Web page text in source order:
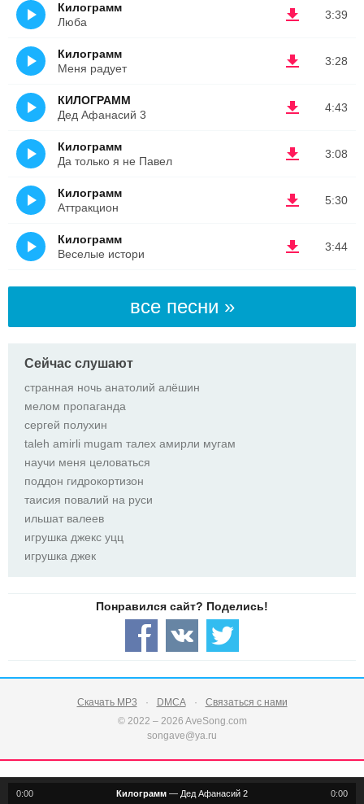
3:39
Килограмм
Люба
3:28
Килограмм
Меня радует
4:43
КИЛОГРАММ
Дед Афанасий 3
3:08
Килограмм
Да только я не Павел
5:30
Килограмм
Аттракцион
3:44
Килограмм
Веселые истори
все песни »
Сейчас слушают
странная ночь анатолий алёшин
мелом пропаганда
сергей полухин
taleh amirli mugam талех амирли мугам
научи меня целоваться
поддон гидрокортизон
таисия повалий на руси
ильшат валеев
игрушка джекс уцц
игрушка джек
Скачать MP3 DMCA
Связаться с нами
© 2022 – 2026 AveSong.com
songave@ya.ru
0:00 0:00
Килограмм — Дед Афанасий 2